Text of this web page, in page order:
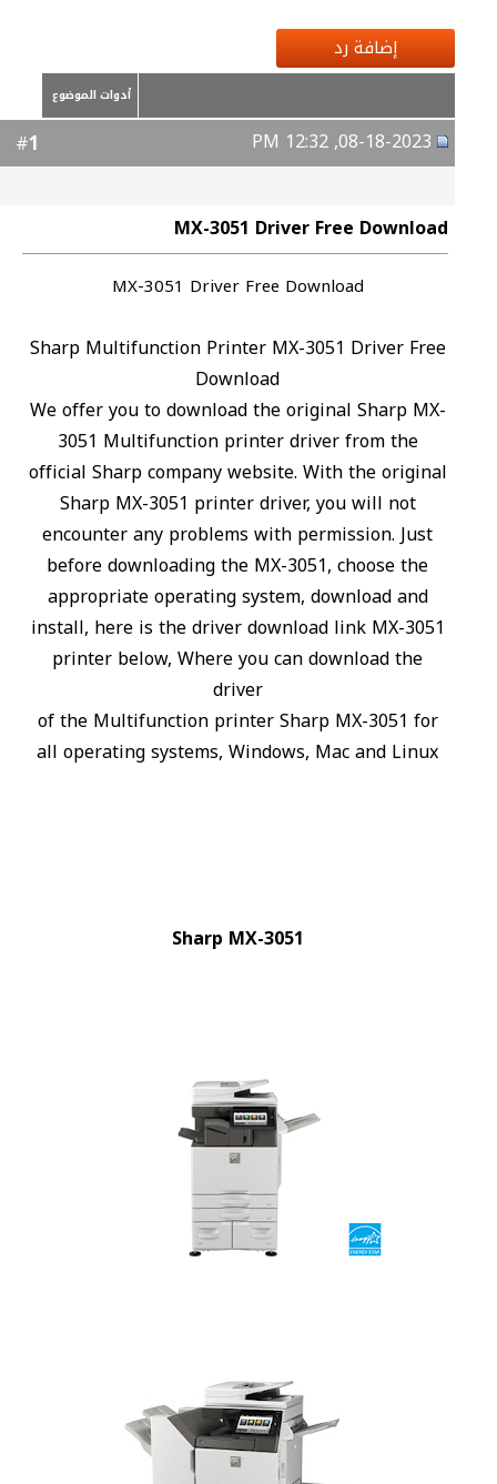
إضافة رد
أدوات الموضوع
1
MX-3051 Driver Free Download
MX-3051 Driver Free Download
Sharp Multifunction Printer MX-3051 Driver Free
Download
We offer you to download the original Sharp MX-
3051 Multifunction printer driver from the
official Sharp company website. With the original
Sharp MX-3051 printer driver, you will not
encounter any problems with permission. Just
before downloading the MX-3051, choose the
appropriate operating system, download and
install, here is the driver download link MX-3051
printer below, Where you can download the
driver
of the Multifunction printer Sharp MX-3051 for
all operating systems, Windows, Mac and Linux
Sharp MX-3051